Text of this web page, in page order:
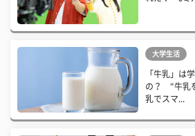
大学生活
「牛乳」は
の？ “牛乳
乳でスマ...